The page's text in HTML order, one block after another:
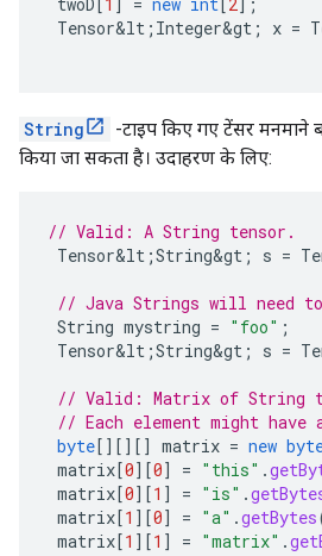
Tensor&lt ; Integer&gt ; x =
String
-टाइप किए गए टेंसर मनमाने
किया जा सकता है। उदाहरण के लिए:
// Valid: A String tensor.
Tensor&lt ;String&gt ; s =
// Java Strings will need to
String mystring = "foo" ;
Tensor&lt ;String&gt ; s =
// Valid: Matrix of String
// Each element might
byte[][][] matrix = new
matrix[0][0] = "this" .
matrix[0][1 ] = "is" .
matrix[1 ][0] = "a" .getBytes
matrix[1 ][1 ] = "matrix" .